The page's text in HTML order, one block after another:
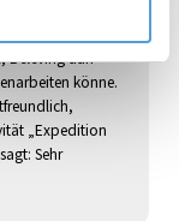
Beleving aan
könne.
„Expedition
Sehr